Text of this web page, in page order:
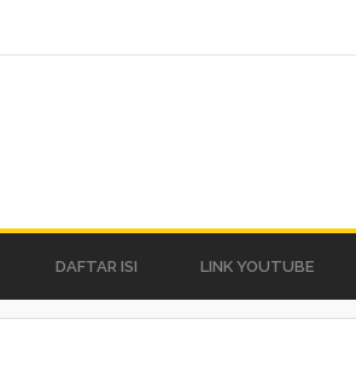
DAFTAR ISI LINK YOUTUBE